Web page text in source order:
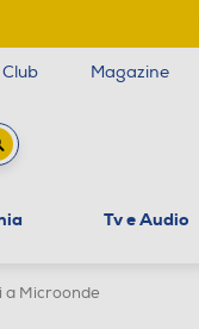
Magazine
Tv e Audio
a Microonde